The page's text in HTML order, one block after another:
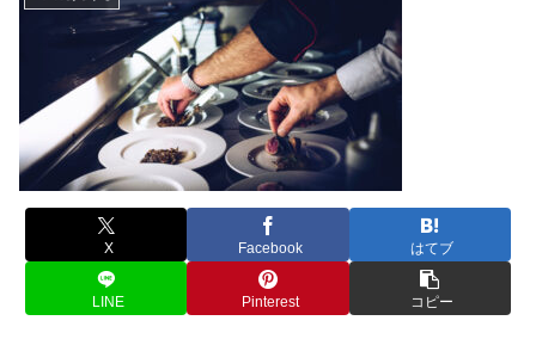
X Facebook はてブ
LINE Pinterest コピー